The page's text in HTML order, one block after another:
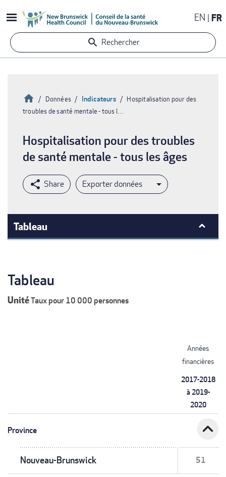
au
contenu
principal
EN FR
Rechercher
d'Ariane
Accueil
Données Indicateurs
Hospitalisation pour des
troubles de santé mentale - tous l…
Hospitalisation pour des troubles
de santé mentale - tous les âges
Exporter données
Tableau
Tableau
UnitéTaux pour 10 000 personnes
Années
financières
2017-2018
à 2019-
2020
Province expand_less
Nouveau-Brunswick 51